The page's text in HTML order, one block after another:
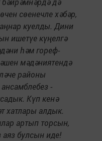
сөенечле хәбәр,
куелды. Дини
ишетүе күңелгә
һәм гореф-
мәдәниятендә
районы
-
Күп кенә
хатлары алдык.
артып торсын,
аяз булсын иде!